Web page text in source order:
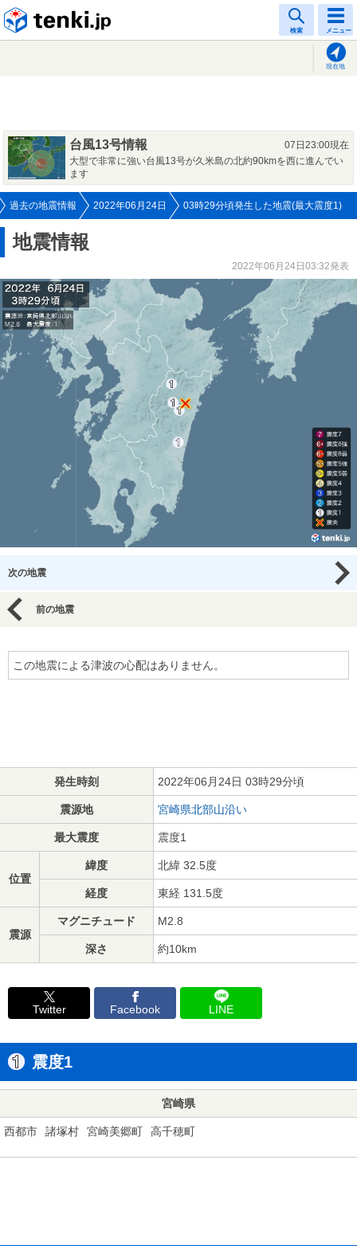
検索 メニュー
現在地
台風13号情報
07日23:00現在
大型で非常に強い台風13号が久米島の北約90kmを西に進んでい
ます
過去の地震情報 2022年06月24日 03時29分頃発生した地震(最大震度1)
地震情報
2022年06月24日03:32発表
次の地震
前の地震
この地震による津波の心配はありません。
発生時刻 2022年06月24日 03時29分頃
震源地 宮崎県北部山沿い
最大震度 震度1
位置
緯度 北緯 32.5度
経度 東経 131.5度
震源
マグニチュード M2.8
深さ 約10km
Twitter Facebook LINE
震度1
宮崎県
西都市 諸塚村 宮崎美郷町 高千穂町